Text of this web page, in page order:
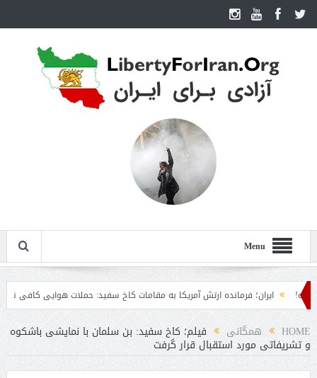
Menu
ایران؛ فرمانده ارتش آمریکا به مقامات کاخ سفید: حملات هوایی کافی نیست
HOME همگانی فیلم؛ کاخ سفید: بن سلمان با نمایشی باشکوه
و تشریفاتی مورد استقبال قرار گرفت